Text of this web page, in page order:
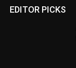
EDITOR PICKS